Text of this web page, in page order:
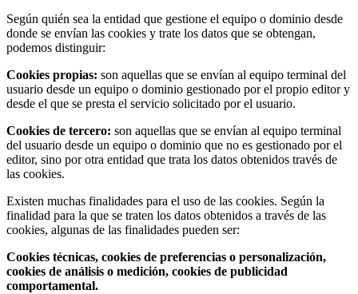
Según quién sea la entidad que gestione el equipo o dominio desde
donde se envían las cookies y trate los datos que se obtengan,
podemos distinguir:
Cookies propias: son aquellas que se envían al equipo terminal del
usuario desde un equipo o dominio gestionado por el propio editor y
desde el que se presta el servicio solicitado por el usuario.
Cookies de tercero: son aquellas que se envían al equipo terminal
del usuario desde un equipo o dominio que no es gestionado por el
editor, sino por otra entidad que trata los datos obtenidos través de
las cookies.
Existen muchas finalidades para el uso de las cookies. Según la
finalidad para la que se traten los datos obtenidos a través de las
cookies, algunas de las finalidades pueden ser:
Cookies técnicas, cookies de preferencias o personalización,
cookies de análisis o medición, cookies de publicidad
comportamental.